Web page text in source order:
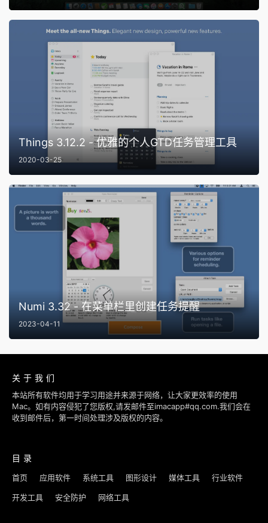
Things 3.12.2 - 优雅的个人GTD任务管理工具
2020-03-25
Numi 3.32 - 在菜单栏里创建任务提醒
2023-04-11
关于我们
本站所有软件均用于学习用途并来源于网络，让大家更效率的使用
Mac。如有内容侵犯了您版权,请发邮件至imacapp#qq.com.我们会在
收到邮件后，第一时间处理涉及版权的内容。
目录
首页 应用软件 系统工具 图形设计 媒体工具 行业软件
开发工具 安全防护 网络工具